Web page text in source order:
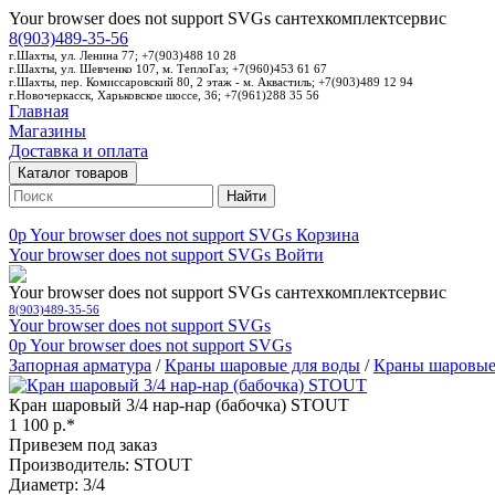
Your browser does not support SVGs сантехкомплектсервис
8(903)489-35-56
г.Шахты, ул. Ленина 77; +7(903)488 10 28
г.Шахты, ул. Шевченко 107, м. ТеплоГаз; +7(960)453 61 67
г.Шахты, пер. Комиссаровский 80, 2 этаж - м. Аквастиль; +7(903)489 12 94
г.Новочеркасск, Харьковское шоссе, 36; +7(961)288 35 56
Главная
Магазины
Доставка и оплата
Каталог товаров
Найти
0pYour browser does not support SVGs Корзина
Your browser does not support SVGs Войти
Your browser does not support SVGs сантехкомплектсервис
8(903)489-35-56
Your browser does not support SVGs
0pYour browser does not support SVGs
Запорная арматура /Краны шаровые для воды /Краны
Кран шаровый 3/4 нар-нар (бабочка) STOUT
1 100 р.*
Привезем под заказ
Производитель: STOUT
Диаметр: 3/4